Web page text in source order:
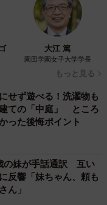
。ただし、蛍光灯照
とを前提に設計され
合わせが不適切な場
、重大事故の懸念が
するのがお勧め？
る電源が内蔵され
長く使うと故障が考
式やラピッドスター
定器を切り離す電
大江 篤
園田学園女子大学学長
もっと見る
せず遊べる！洗濯物も
ての「中庭」 ところ
った後悔ポイント
の妹が手話通訳 互い
反響「妹ちゃん、頼も
ん」